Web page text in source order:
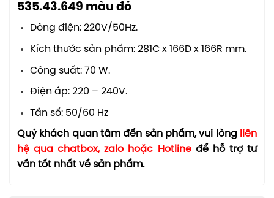
535.43.649 màu đỏ
Dòng điện: 220V/50Hz.
Kích thước sản phẩm: 281C x 166D x 166R mm.
Công suất: 70 W.
Điện áp: 220 – 240V.
Tần số: 50/60 Hz
Quý khách quan tâm đến sản phẩm, vui lòng liên
hệ qua chatbox, zalo hoặc Hotlineđể hỗ trợ tư
vấn tốt nhất về sản phẩm.